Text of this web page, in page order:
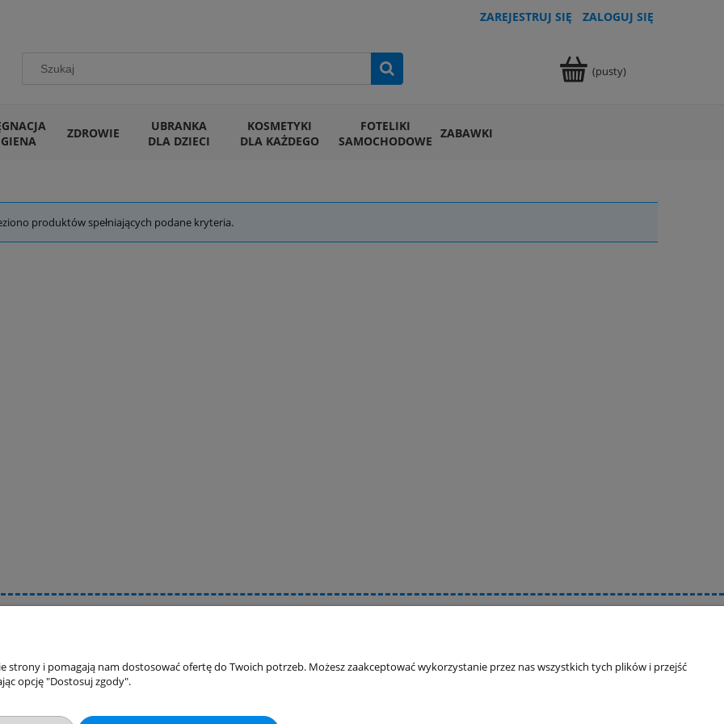
ZAREJESTRUJ SIĘ ZALOGUJ SIĘ
(pusty)
ZDROWIE
UBRANKA
DLA DZIECI
KOSMETYKI
DLA KAŻDEGO
FOTELIKI
SAMOCHODOWE ZABAWKI
produktów spełniających podane kryteria.
Twoje zamówienia
O firmie
strony i pomagają nam dostosować ofertę do Twoich potrzeb. Możesz zaakceptować wykorzystanie przez nas wszystkich tych plików i przejść
opcję "Dostosuj zgody".